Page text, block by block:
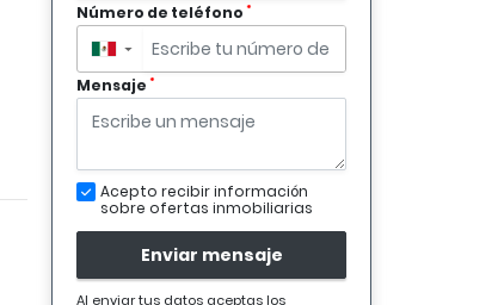
Número de teléfono *
▼
Mensaje *
Acepto recibir información
sobre ofertas inmobiliarias
Enviar mensaje
Al enviar tus datos aceptas los